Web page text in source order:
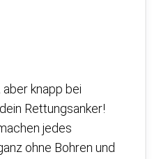
knapp bei
Rettungsanker!
jedes
ohne Bohren und